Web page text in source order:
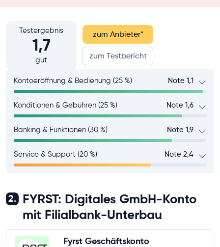
Testergebnis
1,7
gut
zum Anbieter*
zum Testbericht
Kontoeröffnung & Bedienung (25 %) Note 1,1
Konditionen & Gebühren (25 %) Note 1,6
Banking & Funktionen (30 %) Note 1,9
Service & Support (20 %) Note 2,4
2.
FYRST: Digitales GmbH-Konto
mit Filialbank-Unterbau
Fyrst Geschäftskonto